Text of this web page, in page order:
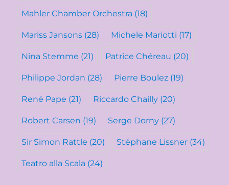
Mahler Chamber Orchestra (18)
Mariss Jansons (28) Michele Mariotti (17)
Nina Stemme (21) Patrice Chéreau (20)
Philippe Jordan (28) Pierre Boulez (19)
René Pape (21) Riccardo Chailly (20)
Robert Carsen (19) Serge Dorny (27)
Sir Simon Rattle (20) Stéphane Lissner (34)
Teatro alla Scala (24)